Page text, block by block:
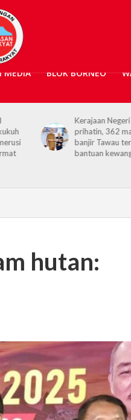
MEDIA BLOK BORNEO
Kerajaan Negeri
prihatin, 362 mangsa
banjir Tawau terima
bantuan kewangan
hutan: